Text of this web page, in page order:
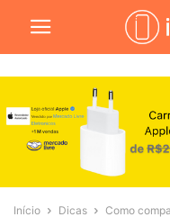
Início Dicas Como